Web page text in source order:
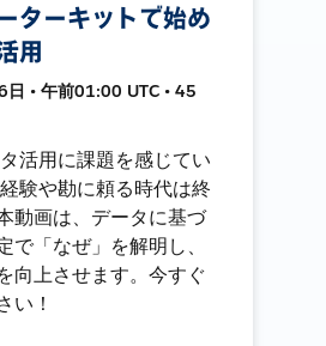
ターキットで始め
用
• 午前01:00 UTC • 45
活用に課題を感じてい
験や勘に頼る時代は終
動画は、データに基づ
で「なぜ」を解明し、
向上させます。今すぐ
い！